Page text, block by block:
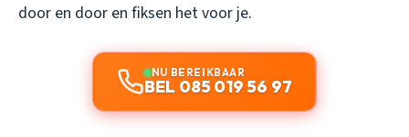
door en door en fiksen het voor je.
NU BEREIKBAAR
BEL 085 019 56 97